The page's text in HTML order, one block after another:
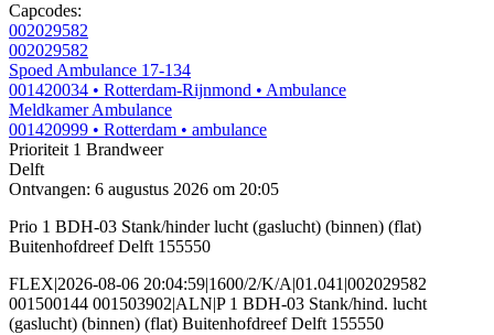
Capcodes:
002029582
002029582
Spoed Ambulance 17-134
001420034 • Rotterdam-Rijnmond • Ambulance
Meldkamer Ambulance
001420999 • Rotterdam • ambulance
Prioriteit 1 Brandweer
Delft
Ontvangen: 6 augustus 2026 om 20:05
Prio 1 BDH-03 Stank/hinder lucht (gaslucht) (binnen) (flat)
Buitenhofdreef Delft 155550
FLEX|2026-08-06 20:04:59|1600/2/K/A|01.041|002029582
001500144 001503902|ALN|P 1 BDH-03 Stank/hind. lucht
(gaslucht) (binnen) (flat) Buitenhofdreef Delft 155550